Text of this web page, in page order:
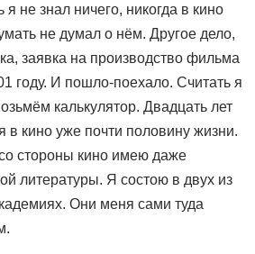
не знал ничего, никогда в кино
не думал о нём. Другое дело,
заявка на производство фильма
году. И пошло-поехало. Считать я
калькулятор. Двадцать лет
в кино уже почти половину жизни.
стороны кино имею даже
литературы. Я состою в двух из
Они меня сами туда